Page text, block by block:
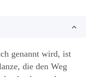
genannt wird, ist
die den Weg